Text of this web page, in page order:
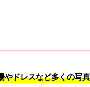
ドレスなど多くの写